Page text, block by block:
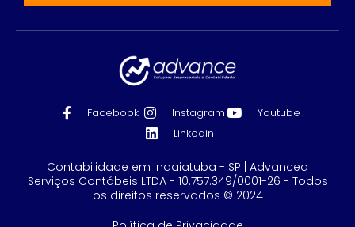
Facebook Instagram
Youtube
Linkedin
Contabilidade em Indaiatuba - SP | Advanced
Serviços Contábeis LTDA - 10.757.349/0001-26 - Todos
os direitos reservados © 2024